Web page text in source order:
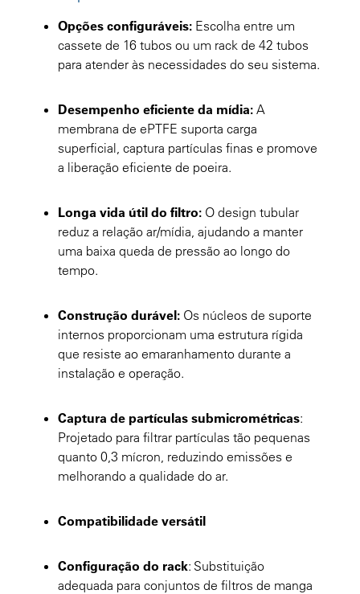
Opções configuráveis: Escolha entre um
cassete de 16 tubos ou um rack de 42 tubos
para atender às necessidades do seu sistema.
Desempenho eficiente da mídia: A
membrana de ePTFE suporta carga
superficial, captura partículas finas e promove
a liberação eficiente de poeira.
Longa vida útil do filtro: O design tubular
reduz a relação ar/mídia, ajudando a manter
uma baixa queda de pressão ao longo do
tempo.
Construção durável: Os núcleos de suporte
internos proporcionam uma estrutura rígida
que resiste ao emaranhamento durante a
instalação e operação.
Captura de partículas submicrométricas:
Projetado para filtrar partículas tão pequenas
quanto 0,3 mícron, reduzindo emissões e
melhorando a qualidade do ar.
Compatibilidade versátil
Configuração do rack: Substituição
adequada para conjuntos de filtros de manga